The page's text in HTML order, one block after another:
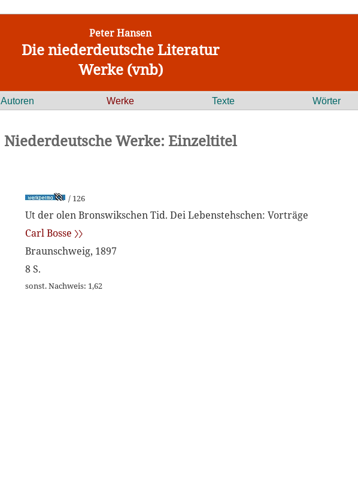
Peter Hansen
Die niederdeutsche Literatur
Werke (vnb)
Autoren Werke Texte Wörter
Niederdeutsche Werke: Einzeltitel
/ 126
Ut der olen Bronswikschen Tid. Dei Lebenstehschen: Vorträge
Carl Bosse 〉〉
Braunschweig, 1897
8 S.
sonst. Nachweis: 1,62